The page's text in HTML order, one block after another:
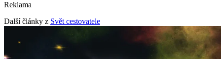
Reklama
Další články z Svět cestovatele